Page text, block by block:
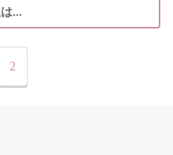
...
2